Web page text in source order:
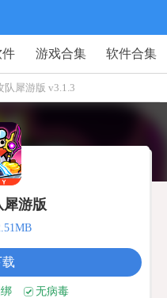
件 游戏合集 软件合集
队犀游版 v3.1.3
犀游版
无病毒